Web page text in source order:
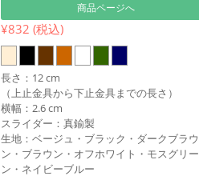
商品ページへ
¥832 (税込)
長さ：12 cm
（上止金具から下止金具までの長さ）
横幅：2.6 cm
スライダー：真鍮製
生地：ベージュ・ブラック・ダークブラウ
ン・ブラウン・オフホワイト・モスグリー
ン・ネイビーブルー